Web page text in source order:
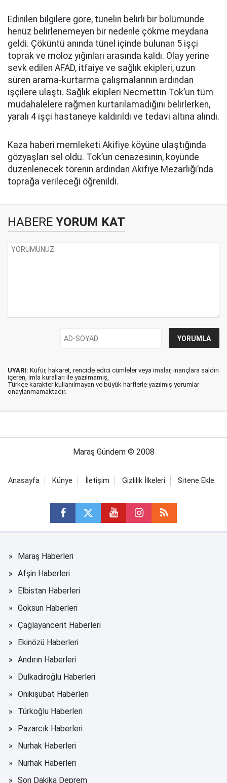
Edinilen bilgilere göre, tünelin belirli bir bölümünde
henüz belirlenemeyen bir nedenle çökme meydana
geldi. Çöküntü anında tünel içinde bulunan 5 işçi
toprak ve moloz yığınları arasında kaldı. Olay yerine
sevk edilen AFAD, itfaiye ve sağlık ekipleri, uzun
süren arama-kurtarma çalışmalarının ardından
işçilere ulaştı. Sağlık ekipleri Necmettin Tok’un tüm
müdahalelere rağmen kurtarılamadığını belirlerken,
yaralı 4 işçi hastaneye kaldırıldı ve tedavi altına alındı.
Kaza haberi memleketi Akifiye köyüne ulaştığında
gözyaşları sel oldu. Tok’un cenazesinin, köyünde
düzenlenecek törenin ardından Akifiye Mezarlığı’nda
toprağa verileceği öğrenildi.
HABERE YORUM KAT
UYARI: Küfür, hakaret, rencide edici cümleler veya imalar, inançlara saldırı
içeren, imla kuralları ile yazılmamış,
Türkçe karakter kullanılmayan ve büyük harflerle yazılmış yorumlar
onaylanmamaktadır.
Maraş Gündem © 2008
Anasayfa Künye İletişim Gizlilik İlkeleri Sitene Ekle
Maraş Haberleri
Afşin Haberleri
Elbistan Haberleri
Göksun Haberleri
Çağlayancerit Haberleri
Ekinözü Haberleri
Andırın Haberleri
Dulkadiroğlu Haberleri
Onikişubat Haberleri
Türkoğlu Haberleri
Pazarcık Haberleri
Nurhak Haberleri
Nurhak Haberleri
Son Dakika Deprem